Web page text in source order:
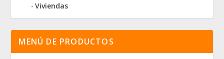
Viviendas
MENÚ DE PRODUCTOS